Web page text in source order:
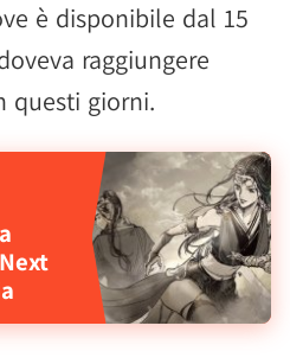
è disponibile dal 15
raggiungere
questi giorni.